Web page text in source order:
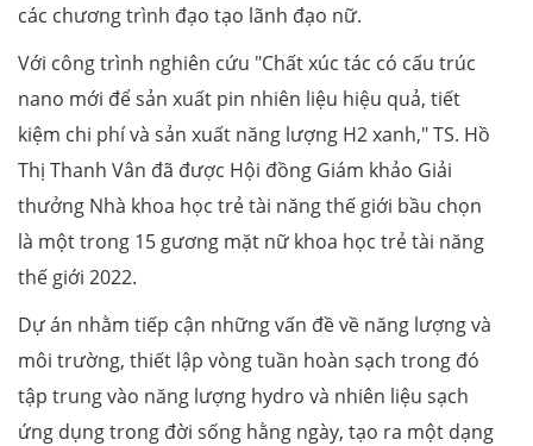
các chương trình đạo tạo lãnh đạo nữ.
Với công trình nghiên cứu "Chất xúc tác có cấu trúc
nano mới để sản xuất pin nhiên liệu hiệu quả, tiết
kiệm chi phí và sản xuất năng lượng H2 xanh," TS. Hồ
Thị Thanh Vân đã được Hội đồng Giám khảo Giải
thưởng Nhà khoa học trẻ tài năng thế giới bầu chọn
là một trong 15 gương mặt nữ khoa học trẻ tài năng
thế giới 2022.
Dự án nhằm tiếp cận những vấn đề về năng lượng và
môi trường, thiết lập vòng tuần hoàn sạch trong đó
tập trung vào năng lượng hydro và nhiên liệu sạch
ứng dụng trong đời sống hằng ngày, tạo ra một dạng